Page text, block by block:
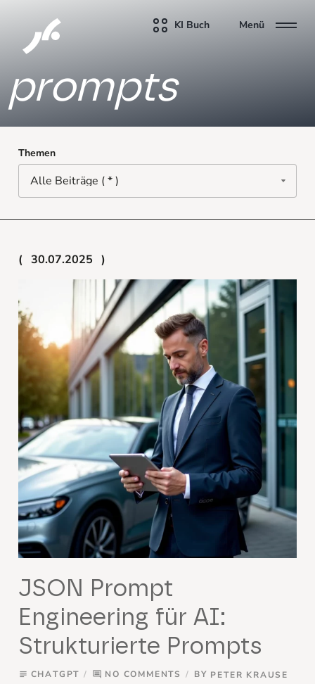
KI Buch Menü
prompts
Themen
30.07.2025
JSON Prompt
Engineering für AI:
Strukturierte Prompts
subject CHATGPT comment NO COMMENTS BY PETER KRAUSE